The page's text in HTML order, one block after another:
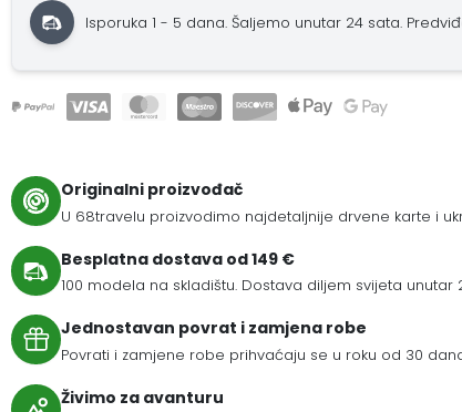
Isporuka 1 - 5 dana. Šaljemo unutar 24 sata.
Originalni proizvođač
U 68travelu proizvodimo najdetaljnije drvene karte i
Besplatna dostava od 149 €
100 modela na skladištu. Dostava diljem svijeta
Jednostavan povrat i zamjena robe
Povrati i zamjene robe prihvaćaju se u roku od 30
Živimo za avanturu